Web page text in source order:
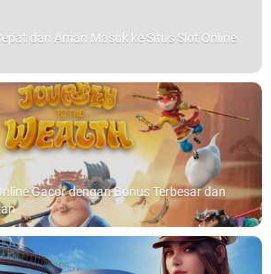
dan Aman Masuk ke Situs Slot Online
Gacor dengan Bonus Terbesar dan